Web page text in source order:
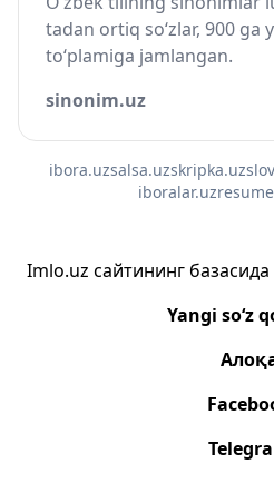
tadan ortiq so‘zlar, 900 ga
to‘plamiga jamlangan.
sinonim.uz
ibora.uzsalsa.uzskripka.uz
iboralar.uz
Imlo.uz сайтининг
Yangi so‘z